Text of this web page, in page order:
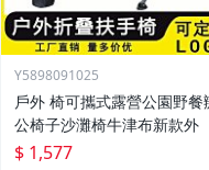
Y5898091025
戶外 椅可攜式露營公園野餐
公椅子沙灘椅牛津布新款外
$ 1,577